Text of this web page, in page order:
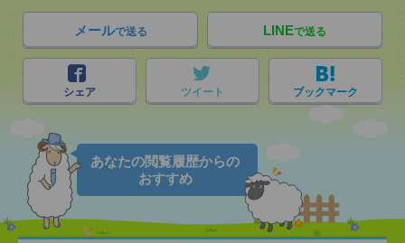
メールで送る LINEで送る
シェア ツイート ブックマーク
あなたの閲覧履歴からの
おすすめ